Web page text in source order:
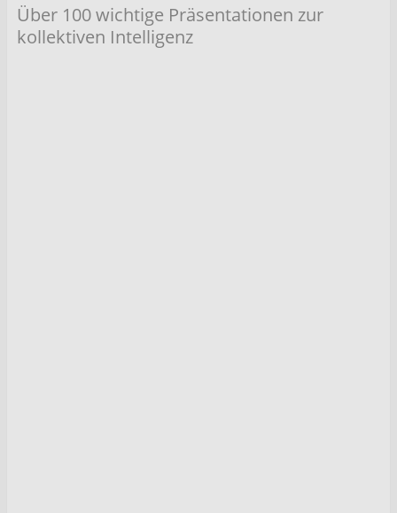
Über 100 wichtige Präsentationen zur
kollektiven Intelligenz